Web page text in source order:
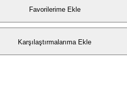
Favorilerime Ekle
Karşılaştırmalarıma Ekle